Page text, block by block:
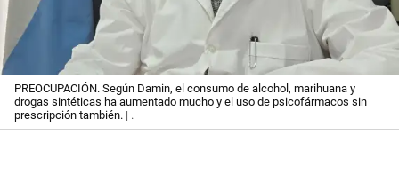
PREOCUPACIÓN. Según Damin, el consumo de alcohol, marihuana y
drogas sintéticas ha aumentado mucho y el uso de psicofármacos sin
prescripción también. | .